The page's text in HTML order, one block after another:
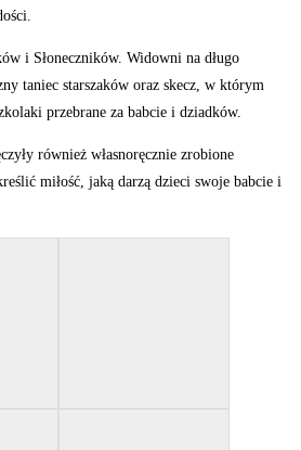
i Słoneczników. Widowni na długo
taniec starszaków oraz skecz, w którym
przebrane za babcie i dziadków.
również własnoręcznie zrobione
miłość, jaką darzą dzieci swoje babcie i